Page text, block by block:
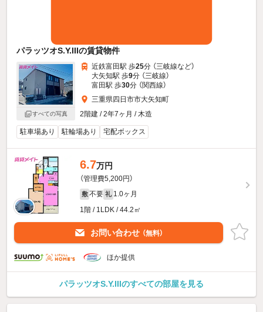
パラッツオS.Y.IIIの賃貸物件
すべての写真
近鉄富田駅 歩25分 （三岐線など）
大矢知駅 歩9分 （三岐線）
富田駅 歩30分 （関西線）
三重県四日市市大矢知町
2階建 / 2年7ヶ月 / 木造
駐車場あり 駐輪場あり 宅配ボックス
6.7万円
（管理費5,200円）
敷 不要 礼 1.0ヶ月
1階 / 1LDK / 44.2㎡
お問い合わせ （無料）
ほか提供
パラッツオS.Y.IIIのすべての部屋を見る